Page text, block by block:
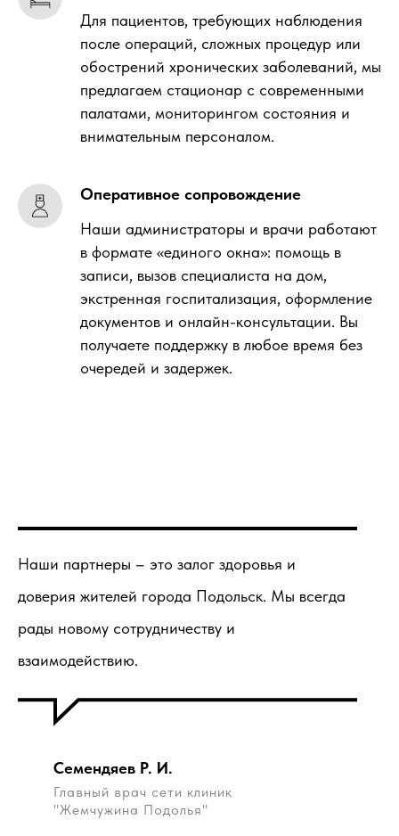
Для пациентов, требующих наблюдения
после операций, сложных процедур или
обострений хронических заболеваний, мы
предлагаем стационар с современными
палатами, мониторингом состояния и
внимательным персоналом.
Оперативное сопровождение
Наши администраторы и врачи работают
в формате «единого окна»: помощь в
записи, вызов специалиста на дом,
экстренная госпитализация, оформление
документов и онлайн-консультации. Вы
получаете поддержку в любое время без
очередей и задержек.
Наши партнеры – это залог здоровья и
доверия жителей города Подольск. Мы всегда
рады новому сотрудничеству и
взаимодействию.
Семендяев Р. И.
Главный врач сети клиник
"Жемчужина Подолья"